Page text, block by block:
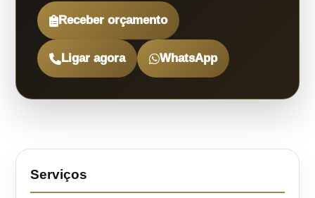
Receber orçamento
Ligar agora WhatsApp
Serviços